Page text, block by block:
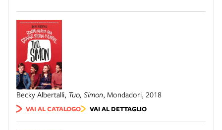
Becky Albertalli, Tuo, Simon, Mondadori, 2018
VAI AL CATALOGO VAI AL DETTAGLIO